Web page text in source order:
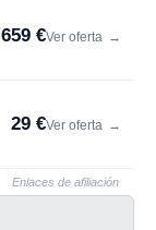
659 €Ver oferta →
29 €Ver oferta →
Enlaces de afiliación